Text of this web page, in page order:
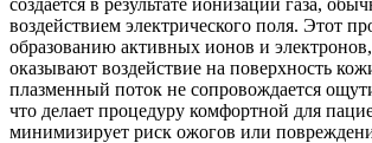
воздействием электрического поля. Этот
образованию активных ионов и
оказывают воздействие на поверхность
плазменный поток не сопровождается
что делает процедуру комфортной для
минимизирует риск ожогов или